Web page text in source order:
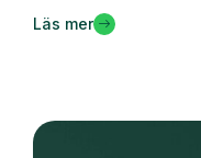
Läs mer